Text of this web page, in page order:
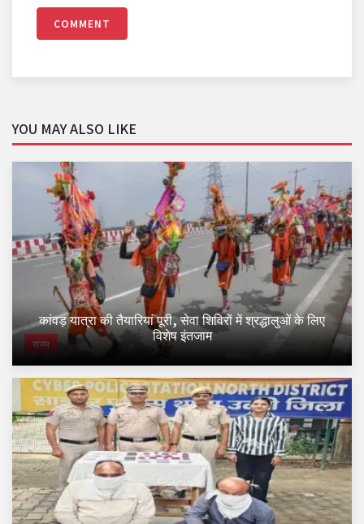
COMMENT
YOU MAY ALSO LIKE
राज्य
कांवड़ यात्रा की तैयारियां पूरी, सेवा शिविरों में श्रद्धालुओं के लिए
विशेष इंतजाम